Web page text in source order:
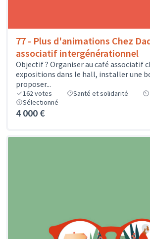
77 - Plus d'animations Chez
associatif intergénérationnel
Objectif ? Organiser au café associatif
expositions dans le hall, installer une
proposer...
162votes Santé et solidarité
Sélectionné
4 000 €